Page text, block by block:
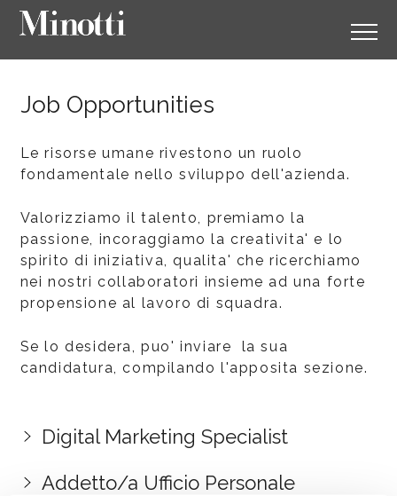
Job Opportunities
Le risorse umane rivestono un ruolo
fondamentale nello sviluppo dell'azienda.
Valorizziamo il talento, premiamo la
passione, incoraggiamo la creativita' e lo
spirito di iniziativa, qualita' che ricerchiamo
nei nostri collaboratori insieme ad una forte
propensione al lavoro di squadra.
Se lo desidera, puo' inviare la sua
candidatura, compilando l'apposita sezione.
Digital Marketing Specialist
Addetto/a Ufficio Personale